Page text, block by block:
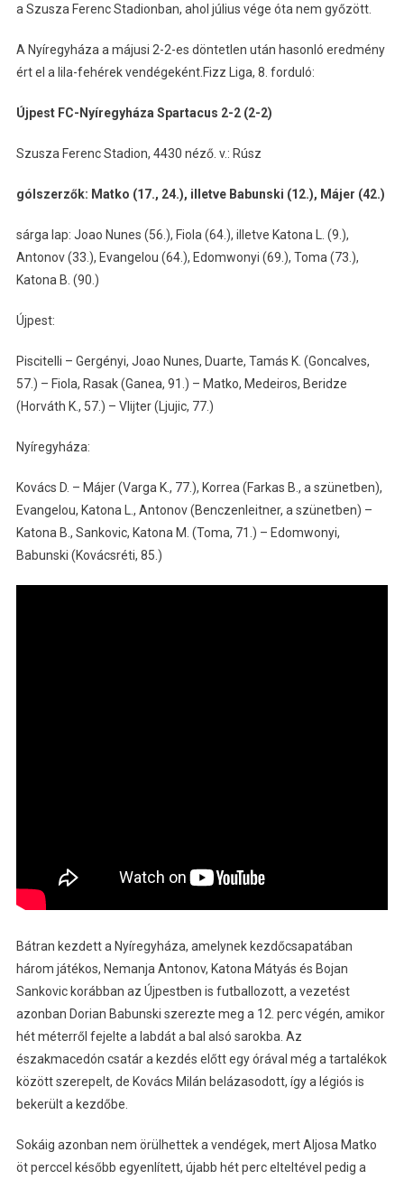
a Szusza Ferenc Stadionban, ahol július vége óta nem győzött.
A Nyíregyháza a májusi 2-2-es döntetlen után hasonló eredmény
ért el a lila-fehérek vendégeként.Fizz Liga, 8. forduló:
Újpest FC-Nyíregyháza Spartacus 2-2 (2-2)
Szusza Ferenc Stadion, 4430 néző. v.: Rúsz
gólszerzők: Matko (17., 24.), illetve Babunski (12.), Májer (42.)
sárga lap: Joao Nunes (56.), Fiola (64.), illetve Katona L. (9.),
Antonov (33.), Evangelou (64.), Edomwonyi (69.), Toma (73.),
Katona B. (90.)
Újpest:
Piscitelli – Gergényi, Joao Nunes, Duarte, Tamás K. (Goncalves,
57.) – Fiola, Rasak (Ganea, 91.) – Matko, Medeiros, Beridze
(Horváth K., 57.) – Vlijter (Ljujic, 77.)
Nyíregyháza:
Kovács D. – Májer (Varga K., 77.), Korrea (Farkas B., a szünetben),
Evangelou, Katona L., Antonov (Benczenleitner, a szünetben) –
Katona B., Sankovic, Katona M. (Toma, 71.) – Edomwonyi,
Babunski (Kovácsréti, 85.)
Bátran kezdett a Nyíregyháza, amelynek kezdőcsapatában
három játékos, Nemanja Antonov, Katona Mátyás és Bojan
Sankovic korábban az Újpestben is futballozott, a vezetést
azonban Dorian Babunski szerezte meg a 12. perc végén, amikor
hét méterről fejelte a labdát a bal alsó sarokba. Az
északmacedón csatár a kezdés előtt egy órával még a tartalékok
között szerepelt, de Kovács Milán belázasodott, így a légiós is
bekerült a kezdőbe.
Sokáig azonban nem örülhettek a vendégek, mert Aljosa Matko
öt perccel később egyenlített, újabb hét perc elteltével pedig a